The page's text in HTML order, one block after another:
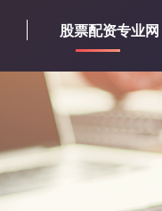
股票配资专业网